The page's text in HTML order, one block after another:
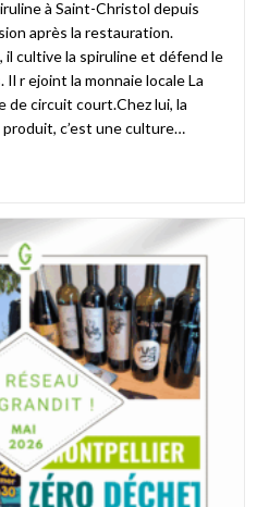
à Saint-Christol depuis
après la restauration.
il cultive la spiruline et défend le
r ejoint la monnaie locale La
de circuit court.Chez lui, la
produit, c’est une culture…